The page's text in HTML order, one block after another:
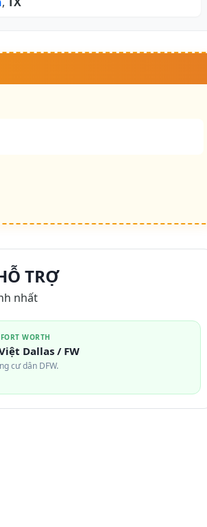
TRỢ
nhất
WORTH
Dallas / FW
cư dân DFW.